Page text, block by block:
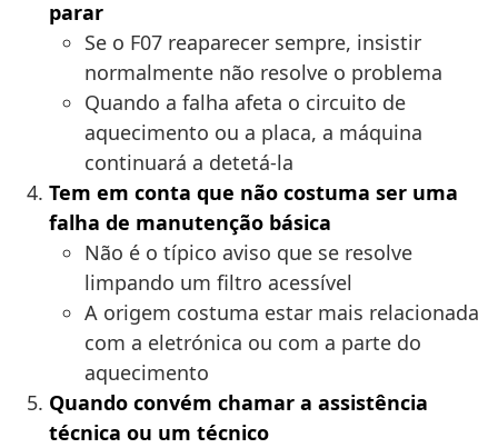
parar
Se o F07 reaparecer sempre, insistir
normalmente não resolve o problema
Quando a falha afeta o circuito de
aquecimento ou a placa, a máquina
continuará a detetá-la
Tem em conta que não costuma ser uma
falha de manutenção básica
Não é o típico aviso que se resolve
limpando um filtro acessível
A origem costuma estar mais relacionada
com a eletrónica ou com a parte do
aquecimento
Quando convém chamar a assistência
técnica ou um técnico